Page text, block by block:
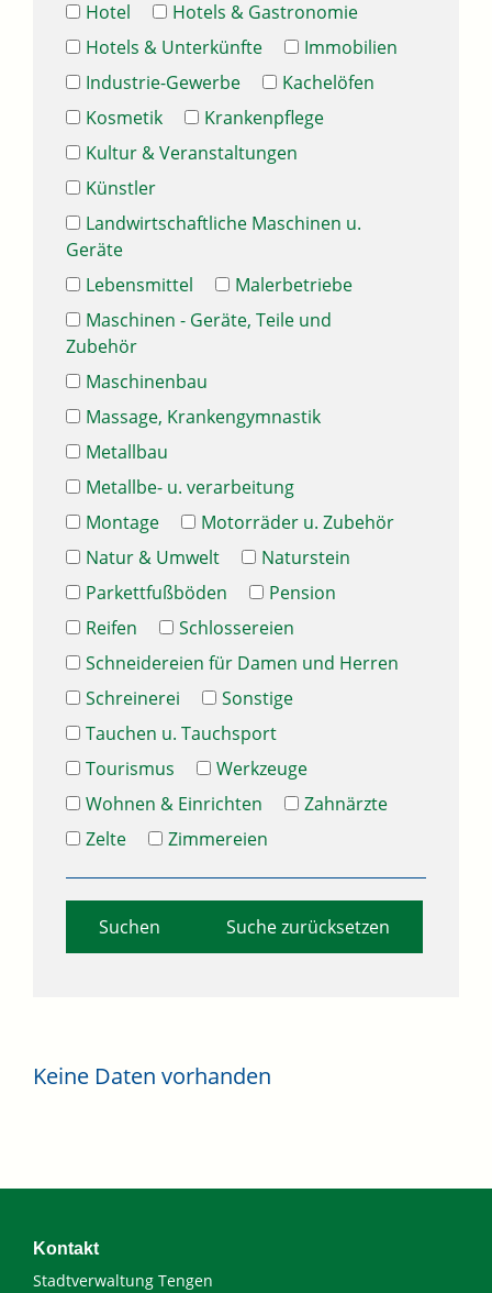
Hotel
Hotels & Gastronomie
Hotels & Unterkünfte
Immobilien
Industrie-Gewerbe
Kachelöfen
Kosmetik
Krankenpflege
Kultur & Veranstaltungen
Künstler
Landwirtschaftliche Maschinen u.
Geräte
Lebensmittel
Malerbetriebe
Maschinen - Geräte, Teile und
Zubehör
Maschinenbau
Massage, Krankengymnastik
Metallbau
Metallbe- u. verarbeitung
Montage
Motorräder u. Zubehör
Natur & Umwelt
Naturstein
Parkettfußböden
Pension
Reifen
Schlossereien
Schneidereien für Damen und Herren
Schreinerei
Sonstige
Tauchen u. Tauchsport
Tourismus
Werkzeuge
Wohnen & Einrichten
Zahnärzte
Zelte
Zimmereien
Suche zurücksetzen
Keine Daten vorhanden
Kontakt
Stadtverwaltung Tengen